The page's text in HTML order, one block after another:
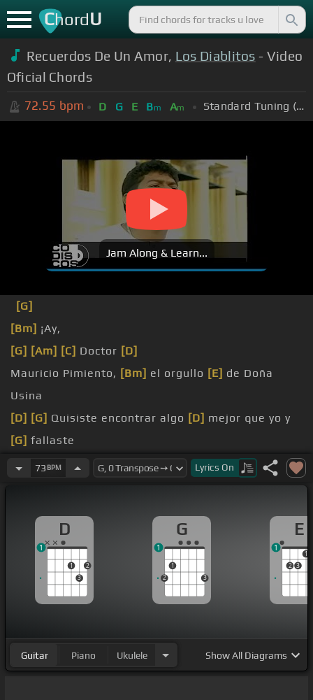
ChordU
Recuerdos De Un Amor, Los Diablitos - Video
Oficial Chords
72.55 bpm D G E Bm Am Standard Tuning (EADGBE)
Jam Along & Learn...
[G]
[Bm] ¡Ay,
[G] [Am] [C] Doctor [D]
Mauricio Pimiento, [Bm] el orgullo [E] de Doña
Usina
[D] [G] Quisiste encontrar algo [D] mejor que yo y
[G] fallaste
que fue un error al amarte
me veas?
73 BPM Lyrics On
D
1
3
2
1
G
2
1
3
1
E
2 3
1
1
Guitar Piano Ukulele ShowAll Diagrams